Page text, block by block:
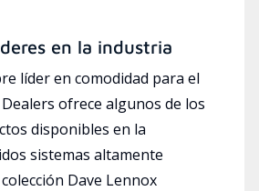
en la industria
líder en comodidad para el
ofrece algunos de los
disponibles en la
sistemas altamente
Dave Lennox